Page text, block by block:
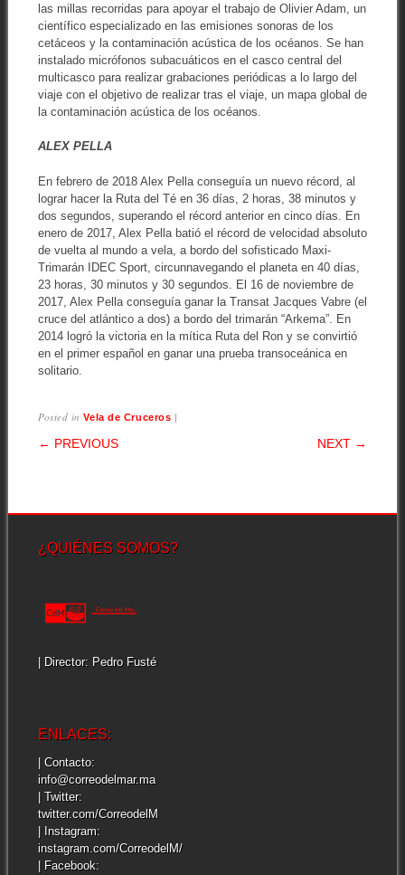
las millas recorridas para apoyar el trabajo de Olivier Adam, un
científico especializado en las emisiones sonoras de los
cetáceos y la contaminación acústica de los océanos. Se han
instalado micrófonos subacuáticos en el casco central del
multicasco para realizar grabaciones periódicas a lo largo del
viaje con el objetivo de realizar tras el viaje, un mapa global de
la contaminación acústica de los océanos.
ALEX PELLA
En febrero de 2018 Alex Pella conseguía un nuevo récord, al
lograr hacer la Ruta del Té en 36 días, 2 horas, 38 minutos y
dos segundos, superando el récord anterior en cinco días. En
enero de 2017, Alex Pella batió el récord de velocidad absoluto
de vuelta al mundo a vela, a bordo del sofisticado Maxi-
Trimarán IDEC Sport, circunnavegando el planeta en 40 días,
23 horas, 30 minutos y 30 segundos. El 16 de noviembre de
2017, Alex Pella conseguía ganar la Transat Jacques Vabre (el
cruce del atlántico a dos) a bordo del trimarán “Arkema”. En
2014 logró la victoria en la mítica Ruta del Ron y se convirtió
en el primer español en ganar una prueba transoceánica en
solitario.
Posted inVela de Cruceros |
POST NAVIGATION
← PREVIOUS NEXT →
¿QUIÉNES SOMOS?
| Director: Pedro Fusté
ENLACES:
| Contacto:
info@correodelmar.ma
| Twitter:
twitter.com/CorreodelM
| Instagram:
instagram.com/CorreodelM/
| Facebook: